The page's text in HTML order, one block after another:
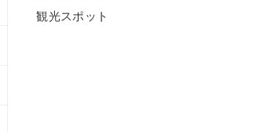
観光スポット